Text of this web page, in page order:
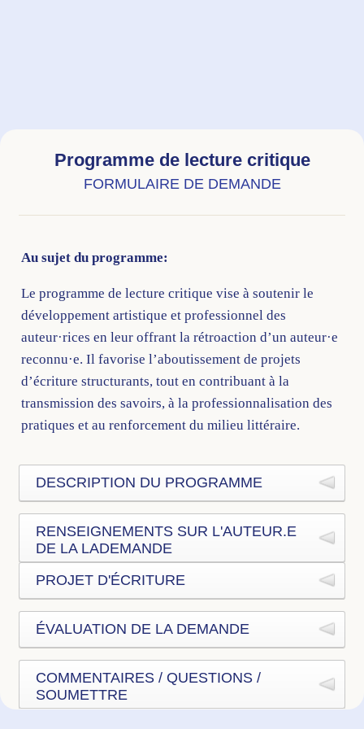
Programme de lecture critique
FORMULAIRE DE DEMANDE
Au sujet du programme:
Le programme de lecture critique vise à soutenir le
développement artistique et professionnel des
auteur·rices en leur offrant la rétroaction d’un auteur·e
reconnu·e. Il favorise l’aboutissement de projets
d’écriture structurants, tout en contribuant à la
transmission des savoirs, à la professionnalisation des
pratiques et au renforcement du milieu littéraire.
DESCRIPTION DU PROGRAMME
Le programme de lecture critique permet à un
membre de l'AAOF de soumettre un texte achevé qui
sera lu, d'une façon critique, par un·e écrivain·e-
forme écrite, une critique constructive de l'oeuvre.
RENSEIGNEMENTS SUR L'AUTEUR.E
DE LA LADEMANDE
Nom d'auteur ou d'autrice
Prénom
Nom
Adresse *
PROJET D'ÉCRITURE
Le manuscrit que vous voulez proposer est-il
complet ? *
OUI, sachant qu'il pourrait être modifié ou
amélioré
NON, j'y travaille encore
ÉVALUATION DE LA DEMANDE
L'AAOF examinera votre demande et vous
répondra dans un délai raisonnable.
COMMENTAIRES / QUESTIONS /
SOUMETTRE